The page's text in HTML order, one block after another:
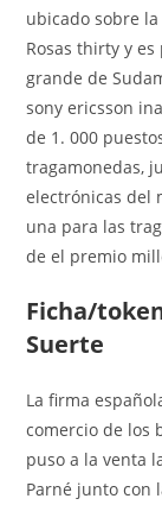
ubicado sobre
Rosas thirty y
grande de
sony ericsson
de 1. 000
tragamonedas,
electrónicas del
una para las
de el premio
Ficha/
Suerte
La firma
comercio de los
puso a la venta
Parné junto con